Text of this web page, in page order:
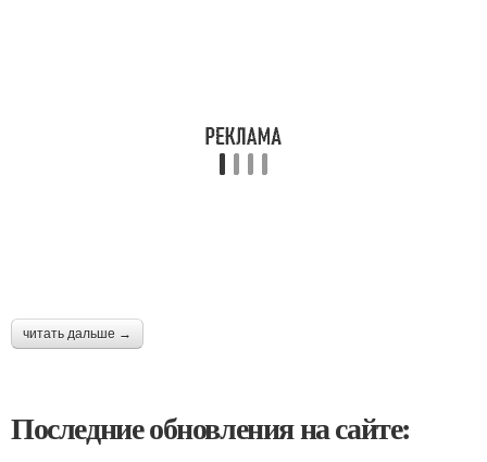
читать дальше →
Последние обновления на сайте: